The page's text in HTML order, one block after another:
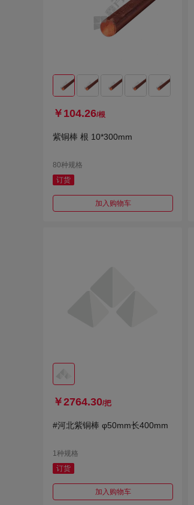
￥104.26/根
紫铜棒 根 10*300mm
80种规格
订货
加入购物车
￥2764.30/把
#河北紫铜棒 φ50mm长400mm
1种规格
订货
加入购物车